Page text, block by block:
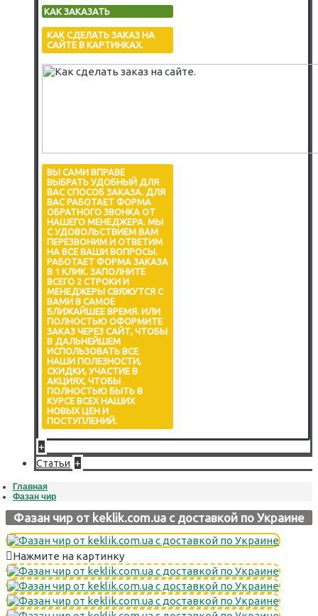
КАК ЗАКАЗАТЬ
КАК СДЕЛАТЬ ЗАКАЗ НА
САЙТЕ В КАРТИНКАХ.
ВЫ САМИ ВПРАВЕ
ВЫБРАТЬ УДОБНЫЙ ДЛЯ
ВАС СПОСОБ ЗАКАЗА. ДЛЯ
ВАС РАБОТАЕТ ФОРМА
ОБРАТНОГО ЗВОНКА ОТ
НАШЕГО МЕНЕДЖЕРА. МЫ
С УДОВОЛЬСТВИЕМ ВАМ
ПЕРЕЗВОНИМ И ОТВЕТИМ
НА ВСЕ ВАШИ ВОПРОСЫ.
РАБОТАЕТ ФОРМА ЗАКАЗА
В 1 КЛИК. ЗАПОЛНИТЕ
ВСЕГО 2 СТРОКИ И
МЕНЕДЖЕРЫ СВЯЖУТСЯ С
ВАМИ В САМОЕ
БЛИЖАЙШЕЕ ВРЕМЯ. ИЛИ
ПОЛНОСТЬЮ ОФОРМИТЕ
ЗАКАЗ ЧЕРЕЗ САЙТ, ЧТОБЫ
В ДАЛЬНЕЙШЕМ
ИСПОЛЬЗОВАТЬ ВСЕ
НАШИ ПОЛЕЗНОСТИ,
СКИДКИ, УЧАСТИЕ В
АКЦИЯХ, ЧТОБЫ
ПОЛНОСТЬЮ БЫТЬ В
КУРСЕ ВСЕХ НАШИХ
НОВЫХ ЦЕН И
ПОСТУПЛЕНИЙ.
+
Статьи +
Главная
Фазан чир
Фазан чир от keklik.com.ua с доставкой по Украине
Нажмите на картинку